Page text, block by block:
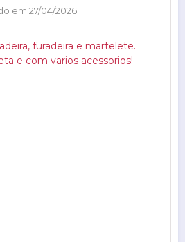
em 27/04/2026
furadeira e martelete.
e com varios acessorios!